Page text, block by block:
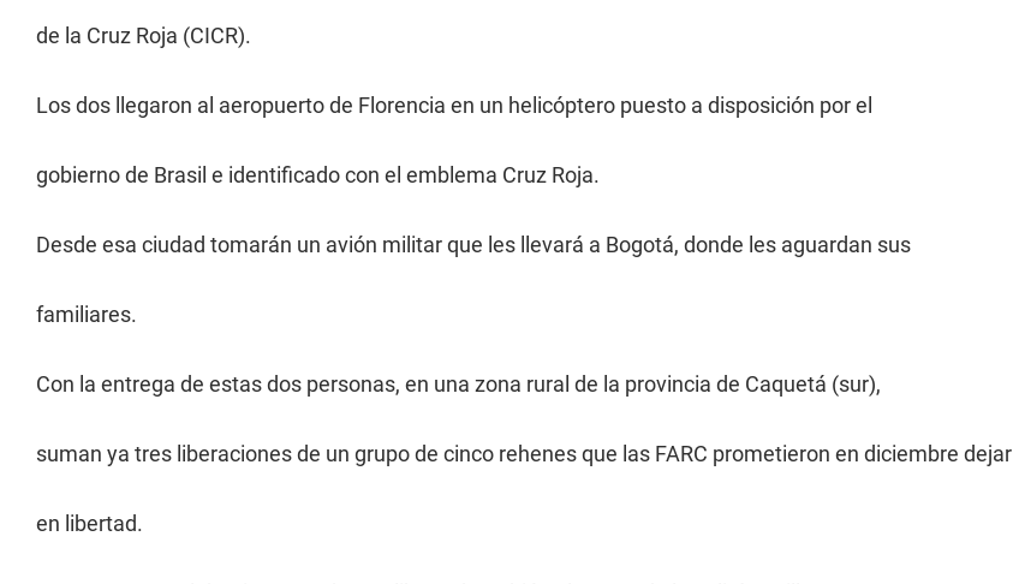
de la Cruz Roja (CICR).
Los dos llegaron al aeropuerto de Florencia en un helicóptero puesto a disposición por el
gobierno de Brasil e identificado con el emblema Cruz Roja.
Desde esa ciudad tomarán un avión militar que les llevará a Bogotá, donde les aguardan sus
familiares.
Con la entrega de estas dos personas, en una zona rural de la provincia de Caquetá (sur),
suman ya tres liberaciones de un grupo de cinco rehenes que las FARC prometieron en diciembre dejar
en libertad.